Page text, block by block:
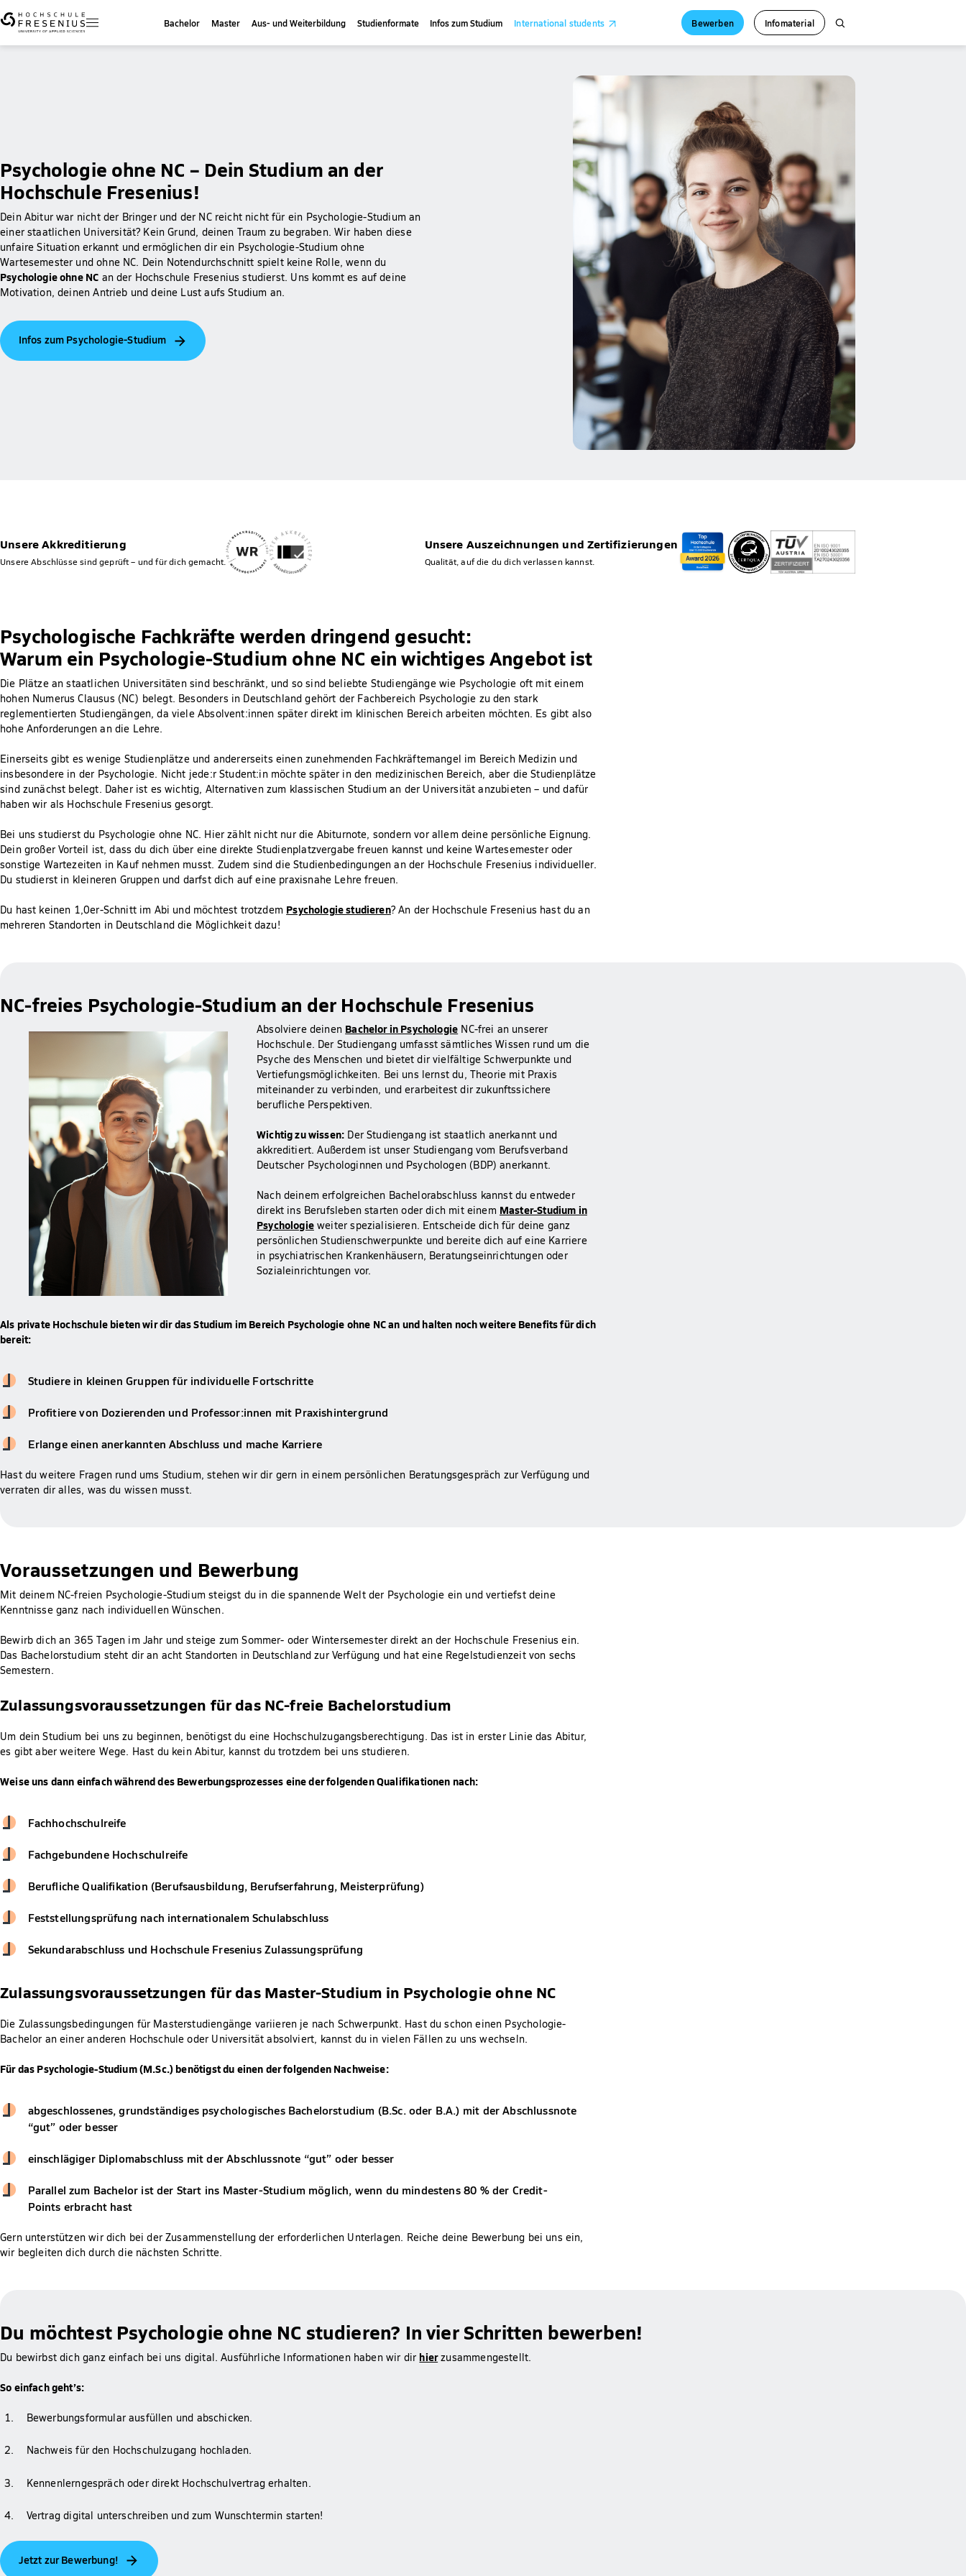
Bachelor Master Aus- und Weiterbildung Studienformate Infos zum Studium International students Bewerben Infomaterial
Psychologie ohne NC – Dein Studium an der
Hochschule Fresenius!
Dein Abitur war nicht der Bringer und der NC reicht nicht für ein Psychologie-Studium an
einer staatlichen Universität? Kein Grund, deinen Traum zu begraben. Wir haben diese
unfaire Situation erkannt und ermöglichen dir ein Psychologie-Studium ohne
Wartesemester und ohne NC. Dein Notendurchschnitt spielt keine Rolle, wenn du
Psychologie ohne NC an der Hochschule Fresenius studierst. Uns kommt es auf deine
Motivation, deinen Antrieb und deine Lust aufs Studium an.
Infos zum Psychologie-Studium
Unsere Akkreditierung
Unsere Abschlüsse sind geprüft – und für dich gemacht.
Unsere Auszeichnungen und Zertifizierungen
Qualität, auf die du dich verlassen kannst.
Psychologische Fachkräfte werden dringend gesucht:
Warum ein Psychologie-Studium ohne NC ein wichtiges Angebot ist
Die Plätze an staatlichen Universitäten sind beschränkt, und so sind beliebte Studiengänge wie Psychologie oft mit einem
hohen Numerus Clausus (NC) belegt. Besonders in Deutschland gehört der Fachbereich Psychologie zu den stark
reglementierten Studiengängen, da viele Absolvent:innen später direkt im klinischen Bereich arbeiten möchten. Es gibt also
hohe Anforderungen an die Lehre.
Einerseits gibt es wenige Studienplätze und andererseits einen zunehmenden Fachkräftemangel im Bereich Medizin und
insbesondere in der Psychologie. Nicht jede:r Student:in möchte später in den medizinischen Bereich, aber die Studienplätze
sind zunächst belegt. Daher ist es wichtig, Alternativen zum klassischen Studium an der Universität anzubieten – und dafür
haben wir als Hochschule Fresenius gesorgt.
Bei uns studierst du Psychologie ohne NC. Hier zählt nicht nur die Abiturnote, sondern vor allem deine persönliche Eignung.
Dein großer Vorteil ist, dass du dich über eine direkte Studienplatzvergabe freuen kannst und keine Wartesemester oder
sonstige Wartezeiten in Kauf nehmen musst. Zudem sind die Studienbedingungen an der Hochschule Fresenius individueller.
Du studierst in kleineren Gruppen und darfst dich auf eine praxisnahe Lehre freuen.
Du hast keinen 1,0er-Schnitt im Abi und möchtest trotzdem Psychologie studieren? An der Hochschule Fresenius hast du an
mehreren Standorten in Deutschland die Möglichkeit dazu!
NC-freies Psychologie-Studium an der Hochschule Fresenius
Absolviere deinen Bachelor in Psychologie NC-frei an unserer
Hochschule. Der Studiengang umfasst sämtliches Wissen rund um die
Psyche des Menschen und bietet dir vielfältige Schwerpunkte und
Vertiefungsmöglichkeiten. Bei uns lernst du, Theorie mit Praxis
miteinander zu verbinden, und erarbeitest dir zukunftssichere
berufliche Perspektiven.
Wichtig zu wissen: Der Studiengang ist staatlich anerkannt und
akkreditiert. Außerdem ist unser Studiengang vom Berufsverband
Deutscher Psychologinnen und Psychologen (BDP) anerkannt.
Nach deinem erfolgreichen Bachelorabschluss kannst du entweder
direkt ins Berufsleben starten oder dich mit einem Master-Studium in
Psychologieweiter spezialisieren. Entscheide dich für deine ganz
persönlichen Studienschwerpunkte und bereite dich auf eine Karriere
in psychiatrischen Krankenhäusern, Beratungseinrichtungen oder
Sozialeinrichtungen vor.
Als private Hochschule bieten wir dir das Studium im Bereich Psychologie ohne NC an und halten noch weitere Benefits für dich
bereit:
Studiere in kleinen Gruppen für individuelle Fortschritte
Profitiere von Dozierenden und Professor:innen mit Praxishintergrund
Erlange einen anerkannten Abschluss und mache Karriere
Hast du weitere Fragen rund ums Studium, stehen wir dir gern in einem persönlichen Beratungsgespräch zur Verfügung und
verraten dir alles, was du wissen musst.
Voraussetzungen und Bewerbung
Mit deinem NC-freien Psychologie-Studium steigst du in die spannende Welt der Psychologie ein und vertiefst deine
Kenntnisse ganz nach individuellen Wünschen.
Bewirb dich an 365 Tagen im Jahr und steige zum Sommer- oder Wintersemester direkt an der Hochschule Fresenius ein.
Das Bachelorstudium steht dir an acht Standorten in Deutschland zur Verfügung und hat eine Regelstudienzeit von sechs
Semestern.
Zulassungsvoraussetzungen für das NC-freie Bachelorstudium
Um dein Studium bei uns zu beginnen, benötigst du eine Hochschulzugangsberechtigung. Das ist in erster Linie das Abitur,
es gibt aber weitere Wege. Hast du kein Abitur, kannst du trotzdem bei uns studieren.
Weise uns dann einfach während des Bewerbungsprozesses eine der folgenden Qualifikationen nach:
Fachhochschulreife
Fachgebundene Hochschulreife
Berufliche Qualifikation (Berufsausbildung, Berufserfahrung, Meisterprüfung)
Feststellungsprüfung nach internationalem Schulabschluss
Sekundarabschluss und Hochschule Fresenius Zulassungsprüfung
Zulassungsvoraussetzungen für das Master-Studium in Psychologie ohne NC
Die Zulassungsbedingungen für Masterstudiengänge variieren je nach Schwerpunkt. Hast du schon einen Psychologie-
Bachelor an einer anderen Hochschule oder Universität absolviert, kannst du in vielen Fällen zu uns wechseln.
Für das Psychologie-Studium (M.Sc.) benötigst du einen der folgenden Nachweise:
abgeschlossenes, grundständiges psychologisches Bachelorstudium (B.Sc. oder B.A.) mit der Abschlussnote
“gut” oder besser
einschlägiger Diplomabschluss mit der Abschlussnote “gut” oder besser
Parallel zum Bachelor ist der Start ins Master-Studium möglich, wenn du mindestens 80 % der Credit-
Points erbracht hast
Gern unterstützen wir dich bei der Zusammenstellung der erforderlichen Unterlagen. Reiche deine Bewerbung bei uns ein,
wir begleiten dich durch die nächsten Schritte.
Du möchtest Psychologie ohne NC studieren? In vier Schritten bewerben!
Du bewirbst dich ganz einfach bei uns digital. Ausführliche Informationen haben wir dir hierzusammengestellt.
So einfach geht’s:
Bewerbungsformular ausfüllen und abschicken.
Nachweis für den Hochschulzugang hochladen.
Kennenlerngespräch oder direkt Hochschulvertrag erhalten.
Vertrag digital unterschreiben und zum Wunschtermin starten!
Jetzt zur Bewerbung!